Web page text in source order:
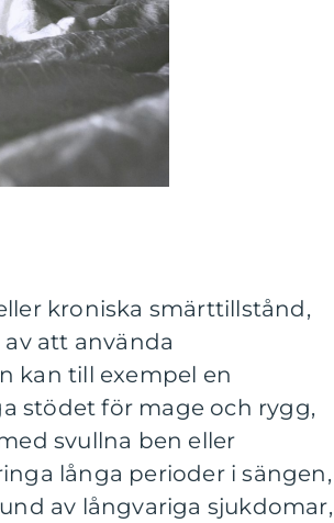
kroniska smärttillstånd,
att använda
kan till exempel en
stödet för mage och rygg,
svullna ben eller
långa perioder i sängen,
av långvariga sjukdomar,